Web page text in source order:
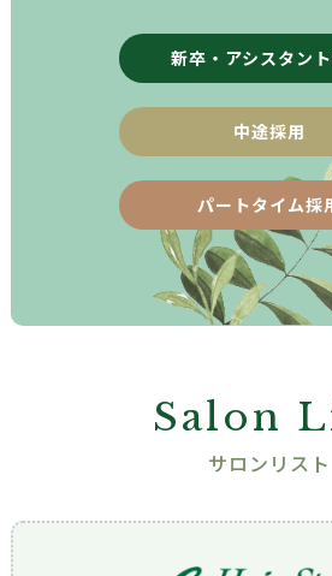
新卒・アシスタン
中途採用
パートタイム採
Salon
サロンリスト